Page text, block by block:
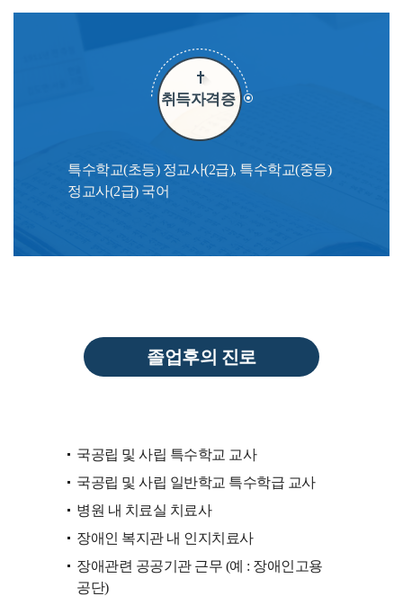
취득자격증
특수학교(초등) 정교사(2급), 특수학교(중등)
정교사(2급) 국어
졸업후의 진로
국공립 및 사립 특수학교 교사
국공립 및 사립 일반학교 특수학급 교사
병원 내 치료실 치료사
장애인 복지관 내 인지치료사
장애관련 공공기관 근무 (예 : 장애인고용
공단)